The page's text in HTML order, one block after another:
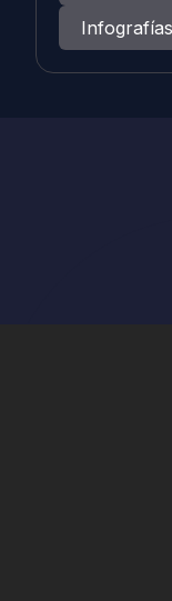
Infografías